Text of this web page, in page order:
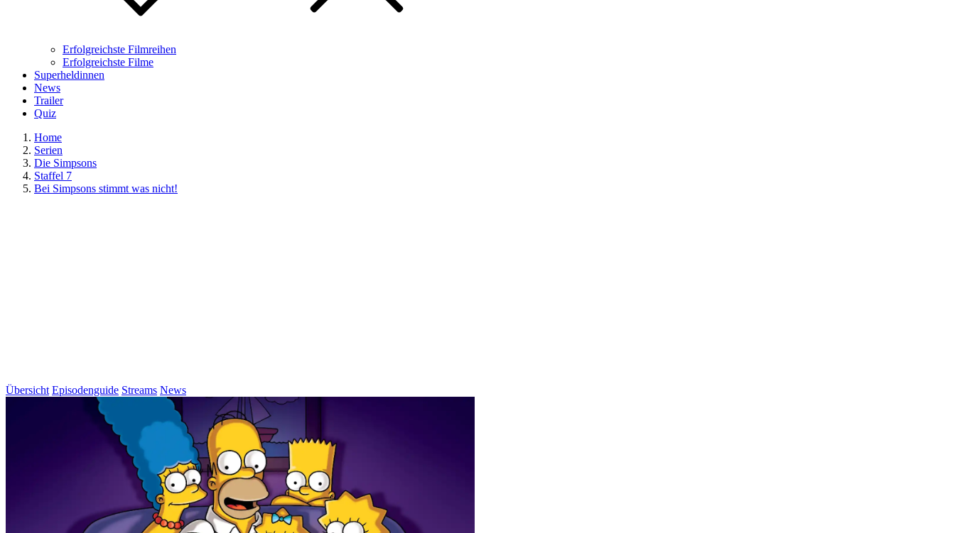
Erfolgreichste Filmreihen
Erfolgreichste Filme
Superheldinnen
News
Trailer
Quiz
Home
Serien
Die Simpsons
Staffel 7
Bei Simpsons stimmt was nicht!
Übersicht Episodenguide Streams News